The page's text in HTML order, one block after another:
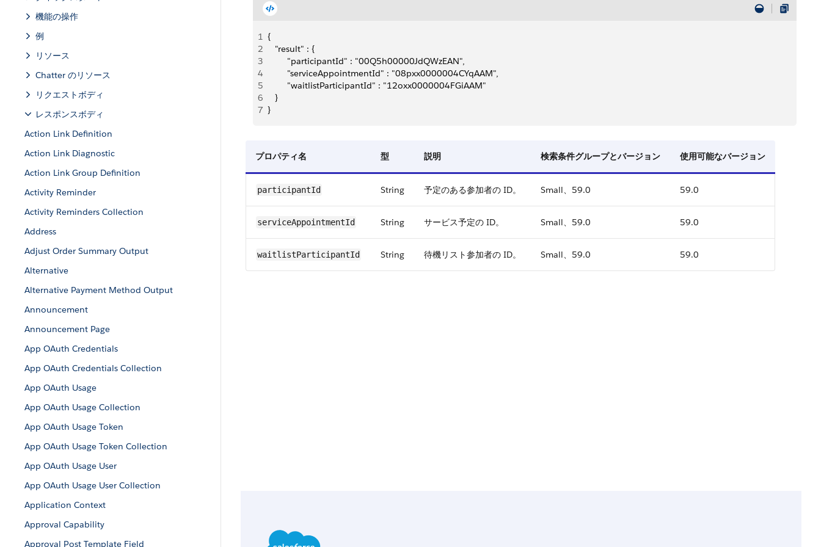
機能の操作
例
リソース
Chatter のリソース
リクエストボディ
レスポンスボディ
Action Link Definition
Action Link Diagnostic
Action Link Group Definition
Activity Reminder
Activity Reminders Collection
Address
Adjust Order Summary Output
Alternative
Alternative Payment Method Output
Announcement
Announcement Page
App OAuth Credentials
App OAuth Credentials Collection
App OAuth Usage
App OAuth Usage Collection
App OAuth Usage Token
App OAuth Usage Token Collection
App OAuth Usage User
App OAuth Usage User Collection
Application Context
Approval Capability
Approval Post Template Field
1 {
2
   "result" : {
3
        "participantId" : "00Q5h00000JdQWzEAN",
4
        "serviceAppointmentId" : "08pxx0000004CYqAAM",
5
        "waitlistParticipantId" : "12oxx0000004FGiAAM"
6
   }
7 }
プロパティ名 型 説明 検索条件グループとバージョン 使用可能なバージョン
participant​Id String 予定のある参加者の ID。 Small、59.0 59.0
service​AppointmentId String サービス予定の ID。 Small、59.0 59.0
waitlist​ParticipantId String 待機リスト参加者の ID。 Small、59.0 59.0